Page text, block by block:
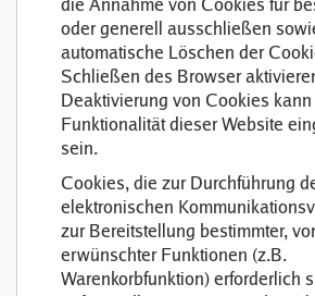
die Annahme von Cookies für
oder generell ausschließen
automatische Löschen der
Schließen des Browser
Deaktivierung von Cookies kann
Funktionalität dieser Website
sein.
Cookies, die zur Durchführung
elektronischen
zur Bereitstellung bestimmter,
erwünschter Funktionen (z.B.
Warenkorbfunktion) erforderlich